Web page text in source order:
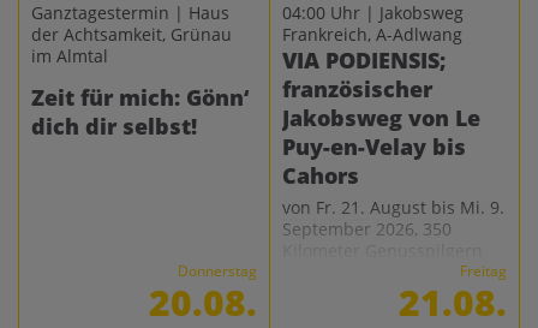
Ganztagestermin | Haus
der Achtsamkeit, Grünau
im Almtal
Zeit für mich: Gönn‘
dich dir selbst!
Donnerstag
20.08.
04:00 Uhr | Jakobsweg
Frankreich, A-Adlwang
VIA PODIENSIS;
französischer
Jakobsweg von Le
Puy-en-Velay bis
Cahors
von Fr. 21. August bis Mi. 9.
September 2026, 350
Freitag
21.08.